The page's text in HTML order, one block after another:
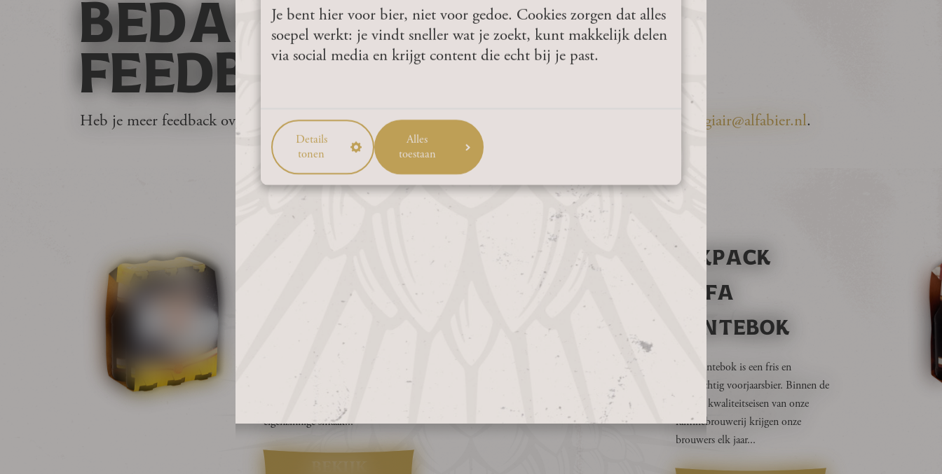
Je bent hier voor bier, niet voor gedoe. Cookies zorgen dat alles
soepel werkt: je vindt sneller wat je zoekt, kunt makkelijk delen
via social media en krijgt content die echt bij je past.
Details
tonen
Alles
toestaan
BEDANKT VOOR JE
FEEDBACK!
Heb je meer feedback over hoe de nieuwsbrief verbeterd kan worden? Stuur dan een mailtje naar stagiair@alfabier.nl.
ALFA EDEL
van pils in smaak en kwaliteit. Het
heeft een volle, fris-fruitige en
eigenzinnige smaak...
SIXPACK
ALFA
LENTEBOK
Alfa Lentebok is een fris en
citrusachtig voorjaarsbier. Binnen de
strenge kwaliteitseisen van onze
familiebrouwerij krijgen onze
brouwers elk jaar...
BEN JIJ 18 JAAR OF OUDER?